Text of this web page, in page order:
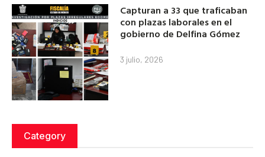
Capturan a 33 que traficaban
con plazas laborales en el
gobierno de Delfina Gómez
3 julio, 2026
Category